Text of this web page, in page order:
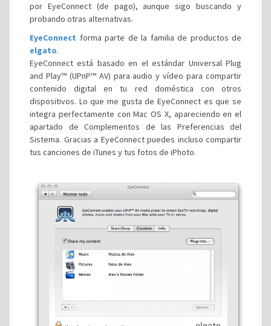
por EyeConnect (de pago), aunque sigo buscando y
probando otras alternativas.
EyeConnect forma parte de la familia de productos de
elgato.
EyeConnect está basado en el estándar Universal Plug
and Play™ (UPnP™ AV) para audio y vídeo para compartir
contenido digital en tu red doméstica con otros
dispositivos. Lo que me gusta de EyeConnect es que se
integra perfectamente con Mac OS X, apareciendo en el
apartado de Complementos de las Preferencias del
Sistema. Gracias a EyeConnect puedes incluso compartir
tus canciones de iTunes y tus fotos de iPhoto.